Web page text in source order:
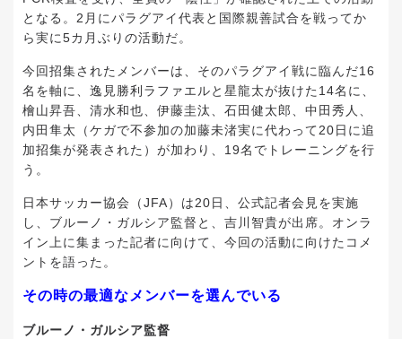
となる。2月にパラグアイ代表と国際親善試合を戦ってか
ら実に5カ月ぶりの活動だ。
今回招集されたメンバーは、そのパラグアイ戦に臨んだ16
名を軸に、逸見勝利ラファエルと星龍太が抜けた14名に、
檜山昇吾、清水和也、伊藤圭汰、石田健太郎、中田秀人、
内田隼太（ケガで不参加の加藤未渚実に代わって20日に追
加招集が発表された）が加わり、19名でトレーニングを行
う。
日本サッカー協会（JFA）は20日、公式記者会見を実施
し、ブルーノ・ガルシア監督と、吉川智貴が出席。オンラ
イン上に集まった記者に向けて、今回の活動に向けたコメ
ントを語った。
その時の最適なメンバーを選んでいる
ブルーノ・ガルシア監督